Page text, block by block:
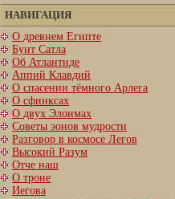
НАВИГАЦИЯ
О древнем Египте
Бунт Сатла
Об Атлантиде
Аппий Клавдий
О спасении тёмного Арлега
О сфинксах
О двух Элоимах
Советы эонов мудрости
Разговор в космосе Легов
Высокий Разум
Отче наш
О троне
Иегова